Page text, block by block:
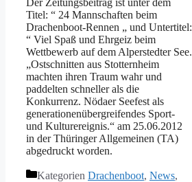
Titel: “ 24 Mannschaften beim
Drachenboot-Rennen „ und Untertitel:
“ Viel Spaß und Ehrgeiz beim
Wettbewerb auf dem Alperstedter See.
„Ostschnitten aus Stotternheim
machten ihren Traum wahr und
paddelten schneller als die
Konkurrenz. Nödaer Seefest als
generationenübergreifendes Sport-
und Kulturereignis.“ am 25.06.2012
in der Thüringer Allgemeinen (TA)
abgedruckt worden.
Kategorien Drachenboot, News,